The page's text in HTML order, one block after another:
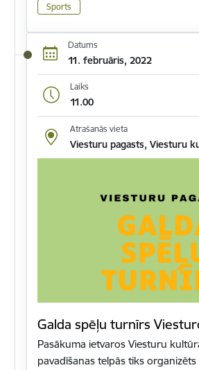
Sports
Datums
11. februāris, 2022
Laiks
11.00
Atrašanās vieta
Viesturu pagasts, Viesturu
Galda spēļu turnīrs
Pasākuma ietvaros Viesturu
pavadīšanas telpās tiks